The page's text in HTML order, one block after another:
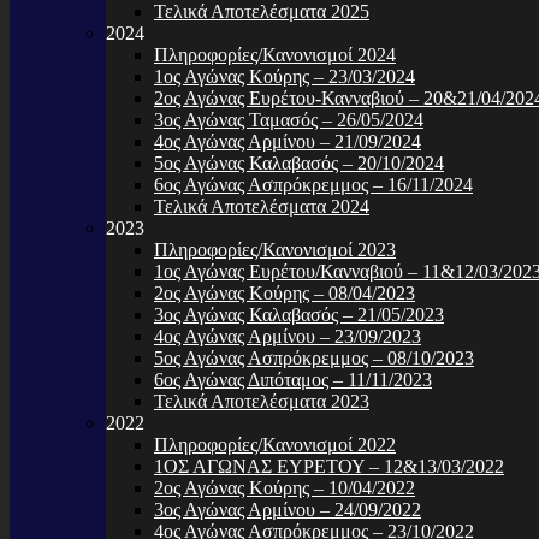
Τελικά Αποτελέσματα 2025
2024
Πληροφορίες/Κανονισμοί 2024
1ος Αγώνας Κούρης – 23/03/2024
2ος Αγώνας Ευρέτου-Κανναβιού – 20&21/04/
3ος Αγώνας Ταμασός – 26/05/2024
4ος Αγώνας Αρμίνου – 21/09/2024
5ος Αγώνας Καλαβασός – 20/10/2024
6ος Αγώνας Ασπρόκρεμμος – 16/11/2024
Τελικά Αποτελέσματα 2024
2023
Πληροφορίες/Κανονισμοί 2023
1ος Αγώνας Ευρέτου/Κανναβιού – 11&12/03/
2ος Αγώνας Κούρης – 08/04/2023
3ος Αγώνας Καλαβασός – 21/05/2023
4ος Αγώνας Αρμίνου – 23/09/2023
5ος Αγώνας Ασπρόκρεμμος – 08/10/2023
6ος Αγώνας Διπόταμος – 11/11/2023
Τελικά Αποτελέσματα 2023
2022
Πληροφορίες/Κανονισμοί 2022
1ΟΣ ΑΓΩΝΑΣ ΕΥΡΕΤΟΥ – 12&13/03/2022
2ος Αγώνας Κούρης – 10/04/2022
3ος Αγώνας Αρμίνου – 24/09/2022
4ος Αγώνας Ασπρόκρεμμος – 23/10/2022